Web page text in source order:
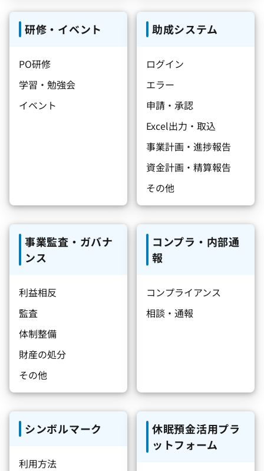
研修・イベント
PO研修
学習・勉強会
イベント
助成システム
ログイン
エラー
申請・承認
Excel出力・取込
事業計画・進捗報告
資金計画・精算報告
その他
事業監査・ガバナ
ンス
利益相反
監査
体制整備
財産の処分
その他
コンプラ・内部通
報
コンプライアンス
相談・通報
シンボルマーク
利用方法
休眠預金活用プラ
ットフォーム